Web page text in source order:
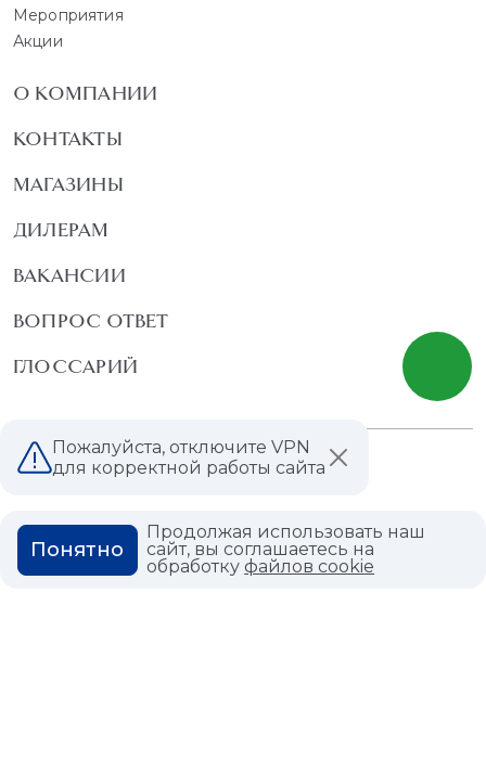
Мероприятия
Акции
О КОМПАНИИ
КОНТАКТЫ
МАГАЗИНЫ
ДИЛЕРАМ
ВАКАНСИИ
ВОПРОС ОТВЕТ
ГЛОССАРИЙ
Политика конфиденциальности
Политика использования cookies
Пожалуйста, отключите VPN
для корректной работы сайта
Продолжая использовать наш
сайт, вы соглашаетесь на
обработкуфайлов cookie
Понятно